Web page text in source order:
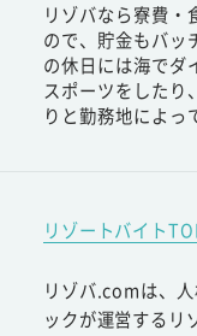
リゾバなら寮費
ので、貯金もバッ
の休日には海でダ
スポーツをしたり
りと勤務地によっ
リゾートバイト
リゾバ.comは、
ックが運営するリ